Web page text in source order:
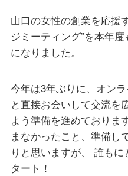
山口の女性の創業を応援
ジミーティング”を本年
になりました。
今年は3年ぶりに、オン
と直接お会いして交流を
よう準備を進めておりま
まなかったこと、準備し
りと思いますが、 誰も
タート！